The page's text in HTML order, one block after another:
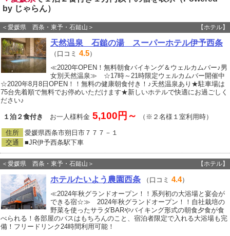
by じゃらん）
＜愛媛県 西条・東予・石鎚山＞ 【ホテル】
天然温泉 石鎚の湯 スーパーホテル伊予西条
（口コミ 4.5）
≪2020年OPEN！無料朝食バイキング＆ウェルカムバー♪男
女別天然温泉≫ ☆17時～21時限定ウェルカムバー開催中
☆2020年8月8日OPEN！！無料の健康朝食付き！♪天然温泉あり★駐車場は
75台先着順で無料でお停めいただけます★新しいホテルで快適にお過ごしく
ださい♪
１泊２食付き お一人様料金 5,100円～ （※２名様１室利用時）
住所
愛媛県西条市朔日市７７７－１
交通
■JR伊予西条駅下車
＜愛媛県 西条・東予・石鎚山＞ 【ホテル】
ホテルたいよう農園西条 （口コミ 4.4）
≪2024年秋グランドオープン！！系列初の大浴場と宴会が
できる宿☆≫ 2024年秋グランドオープン！！自社栽培の
野菜を使ったサラダBARやバイキング形式の朝食夕食が食
べられる！各部屋のバスはもちろんのこと、宿泊者限定で入れる大浴場も完
備！フリードリンク24時間利用可能！